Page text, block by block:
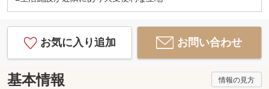
お気に入り追加 お問い合わせ
基本情報 情報の見方